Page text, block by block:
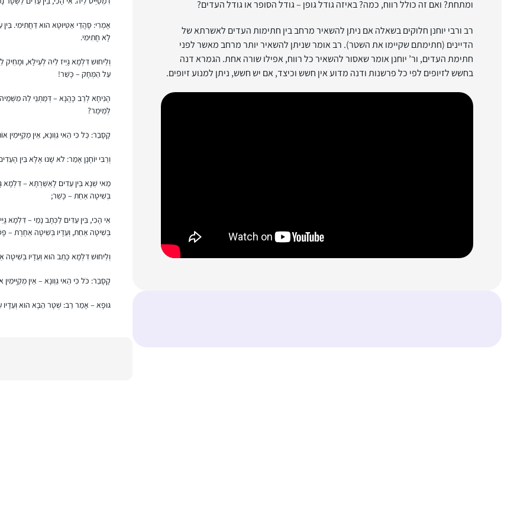
ומתחת? ואם זה כולל רווח, כמה? באיזה גודל גופן – גודל הסופר או גודל העדים?
רב ורבי יוחנן חלוקים בשאלה אם ניתן להשאיר מרחב בין חתימות העדים לאשרתא של
הדיינים (חתימתם שקיימו את השטר). רב אומר שניתן להשאיר יותר מרחב מאשר לפני
חתימת העדים, ור’ יוחנן אומר שאסור להשאיר כל רווח, אפילו שורה אחת. הגמרא דנה
בחשש לזיופים לפי כל פרשנות ודנה מדוע אין חשש וכיצד, אם יש חשש, ניתן למנוע זיופים.
אָמְרִי: סָהֲדֵי אַטְּיוּטָא הוּא דַּחֲתִימִי.
לָא חֲתִימִי.
וְלֵיחוּשׁ דִּלְמָא גָּיֵיז לֵיהּ לְעֵילָּא,
עַל הַמְּחָק – כָּשֵׁר!
הָנִיחָא לְרַב כָּהֲנָא – דְּמַתְנֵי לַהּ
לְמֵימַר?
קָסָבַר: כׇּל כִּי הַאי גַוְונָא, אֵין
וְרַבִּי יוֹחָנָן אָמַר: לֹא שָׁנוּ אֶלָּא בֵּין
מַאי שְׁנָא בֵּין עֵדִים לָאַשַּׁרְתָּא – דִּלְמָא
בְּשִׁיטָה אַחַת – כָּשֵׁר;
אִי הָכִי, בֵּין עֵדִים לַכְּתָב נָמֵי – דִּלְמָא
בְּשִׁיטָה אַחַת, וְעֵדָיו בְּשִׁיטָה אַחֶרֶת –
וְלֵיחוּשׁ דִּלְמָא כָּתֵב הוּא וְעֵדָיו
קָסָבַר: כֹּל כִּי הַאי גַוְונָא – אֵין
גּוּפָא – אָמַר רַב: שְׁטָר הַבָּא הוּא